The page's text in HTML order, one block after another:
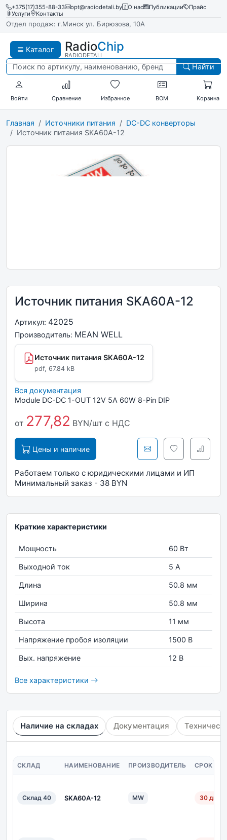
+375(17)355-88-33 opt@radiodetali.by О нас Публикации
Прайс
Услуги
Контакты
Отдел продаж: г.Минск ул. Бирюзова, 10А
Каталог RadioChip
RADIODETALI
Найти
Войти Сравнение Избранное BOM Корзина
Главная Источники питания
DC-DC конверторы
Источник питания SKA60A-12
Источник питания SKA60A-12
Артикул: 42025
Производитель: MEAN WELL
Источник питания SKA60A-12
pdf, 67.84 kB
Вся документация
Module DC-DC 1-OUT 12V 5A 60W 8-Pin DIP
от 277,82 BYN/шт с НДС
Цены и наличие
Работаем только с юридическими лицами и ИП
Минимальный заказ - 38 BYN
Краткие характеристики
Мощность 60 Вт
Выходной ток 5 А
Длина 50.8 мм
Ширина 50.8 мм
Высота 11 мм
Напряжение пробоя изоляции 1500 В
Вых. напряжение 12 В
Все характеристики
Наличие на складах Документация
СКЛАД НАИМЕНОВАНИЕ ПРОИЗВОДИТЕЛЬ СРОК
Склад 40 SKA60A-12 MW 30 дн.